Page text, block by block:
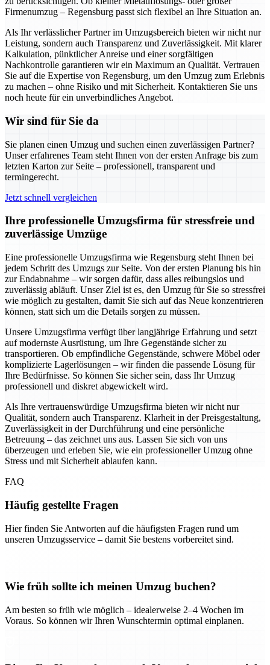
Firmenumzug – Regensburg passt sich flexibel an Ihre Situation an.
Als Ihr verlässlicher Partner im Umzugsbereich bieten wir nicht nur
Leistung, sondern auch Transparenz und Zuverlässigkeit. Mit klarer
Kalkulation, pünktlicher Anreise und einer sorgfältigen
Nachkontrolle garantieren wir ein Maximum an Qualität. Vertrauen
Sie auf die Expertise von Regensburg, um den Umzug zum Erlebnis
zu machen – ohne Risiko und mit Sicherheit. Kontaktieren Sie uns
noch heute für ein unverbindliches Angebot.
Wir sind für Sie da
Sie planen einen Umzug und suchen einen zuverlässigen Partner?
Unser erfahrenes Team steht Ihnen von der ersten Anfrage bis zum
letzten Karton zur Seite – professionell, transparent und
termingerecht.
Jetzt schnell vergleichen
Ihre professionelle Umzugsfirma für stressfreie und
zuverlässige Umzüge
Eine professionelle Umzugsfirma wie Regensburg steht Ihnen bei
jedem Schritt des Umzugs zur Seite. Von der ersten Planung bis hin
zur Endabnahme – wir sorgen dafür, dass alles reibungslos und
zuverlässig abläuft. Unser Ziel ist es, den Umzug für Sie so stressfrei
wie möglich zu gestalten, damit Sie sich auf das Neue konzentrieren
können, statt sich um die Details sorgen zu müssen.
Unsere Umzugsfirma verfügt über langjährige Erfahrung und setzt
auf modernste Ausrüstung, um Ihre Gegenstände sicher zu
transportieren. Ob empfindliche Gegenstände, schwere Möbel oder
komplizierte Lagerlösungen – wir finden die passende Lösung für
Ihre Bedürfnisse. So können Sie sicher sein, dass Ihr Umzug
professionell und diskret abgewickelt wird.
Als Ihre vertrauenswürdige Umzugsfirma bieten wir nicht nur
Qualität, sondern auch Transparenz. Klarheit in der Preisgestaltung,
Zuverlässigkeit in der Durchführung und eine persönliche
Betreuung – das zeichnet uns aus. Lassen Sie sich von uns
überzeugen und erleben Sie, wie ein professioneller Umzug ohne
Stress und mit Sicherheit ablaufen kann.
FAQ
Häufig gestellte Fragen
Hier finden Sie Antworten auf die häufigsten Fragen rund um
unseren Umzugsservice – damit Sie bestens vorbereitet sind.
Wie früh sollte ich meinen Umzug buchen?
Am besten so früh wie möglich – idealerweise 2–4 Wochen im
Voraus. So können wir Ihren Wunschtermin optimal einplanen.